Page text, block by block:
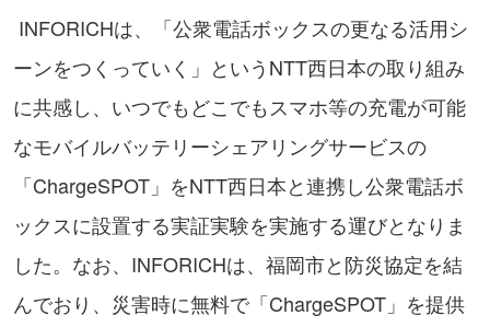
INFORICHは、「公衆電話ボックスの更なる活用シ
ーンをつくっていく」というNTT西日本の取り組み
に共感し、いつでもどこでもスマホ等の充電が可能
なモバイルバッテリーシェアリングサービスの
「ChargeSPOT」をNTT西日本と連携し公衆電話ボ
ックスに設置する実証実験を実施する運びとなりま
した。なお、INFORICHは、福岡市と防災協定を結
んでおり、災害時に無料で「ChargeSPOT」を提供